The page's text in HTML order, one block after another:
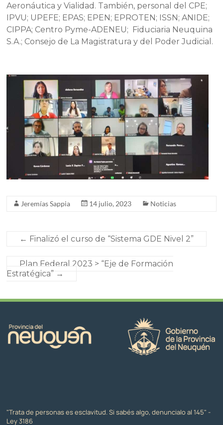
Aeronáutica y Vialidad. También, personal del CPE;
IPVU; UPEFE; EPAS; EPEN; EPROTEN; ISSN; ANIDE;
CIPPA; Centro Pyme-ADENEU; Fiduciaria Neuquina
S.A.; Consejo de La Magistratura y del Poder Judicial.
Jeremías Sappia 14 julio, 2023 Noticias
← Finalizó el curso de “Sistema GDE Nivel 2”
Plan Federal 2023 > “Eje de Formación
Estratégica” →
"Trata de personas es esclavitud. Si sabés algo, denuncialo al 145" -
Ley 3186